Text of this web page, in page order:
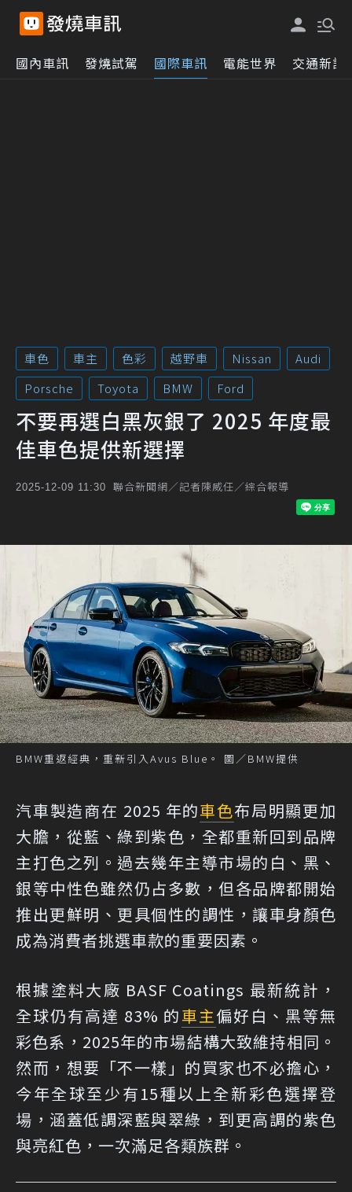
國內車訊 發燒試駕 國際車訊 電能世界 交通新訊
車色 車主 色彩 越野車 Nissan
Audi
Porsche
Toyota BMW Ford
不要再選白黑灰銀了 2025 年度最
佳車色提供新選擇
2025-12-09 11:30 聯合新聞網／記者陳威任／綜合報導
BMW重返經典，重新引入Avus Blue。 圖／BMW提供
汽車製造商在 2025 年的車色布局明顯更加
大膽，從藍、綠到紫色，全都重新回到品牌
主打色之列。過去幾年主導市場的白、黑、
銀等中性色雖然仍占多數，但各品牌都開始
推出更鮮明、更具個性的調性，讓車身顏色
成為消費者挑選車款的重要因素。
根據塗料大廠 BASF Coatings 最新統計，
全球仍有高達 83% 的車主偏好白、黑等無
彩色系，2025年的市場結構大致維持相同。
然而，想要「不一樣」的買家也不必擔心，
今年全球至少有15種以上全新彩色選擇登
場，涵蓋低調深藍與翠綠，到更高調的紫色
與亮紅色，一次滿足各類族群。